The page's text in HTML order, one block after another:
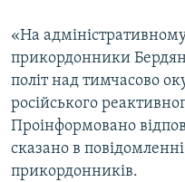
ДЕПОРТАЦІЯ
ВІДЕОУРОКИ «ELIFBE»
СВІДЧЕННЯ ОКУПАЦІЇ
УКРАЇНСЬКА ПРОБЛЕМА
ІНФОГРАФІКА
ЯК ОБІЙТИ
Русский
Qırımtatar
ДОЛУЧАЙСЯ!
«На
прикордонники
політ над тимчасово
російського
Проінформовано
сказано в
прикордонників.